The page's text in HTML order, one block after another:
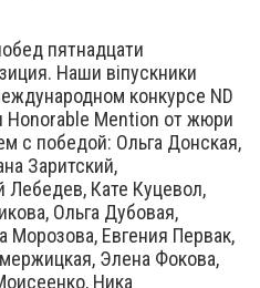
пятнадцати
Наши віпускники
конкурсе ND
Honorable Mention от жюри
с победой: Ольга Донская,
Заритский,
Лебедев, Кате Куцевол,
Ольга Дубовая,
Морозова, Евгения Первак,
Элена Фокова,
Ника